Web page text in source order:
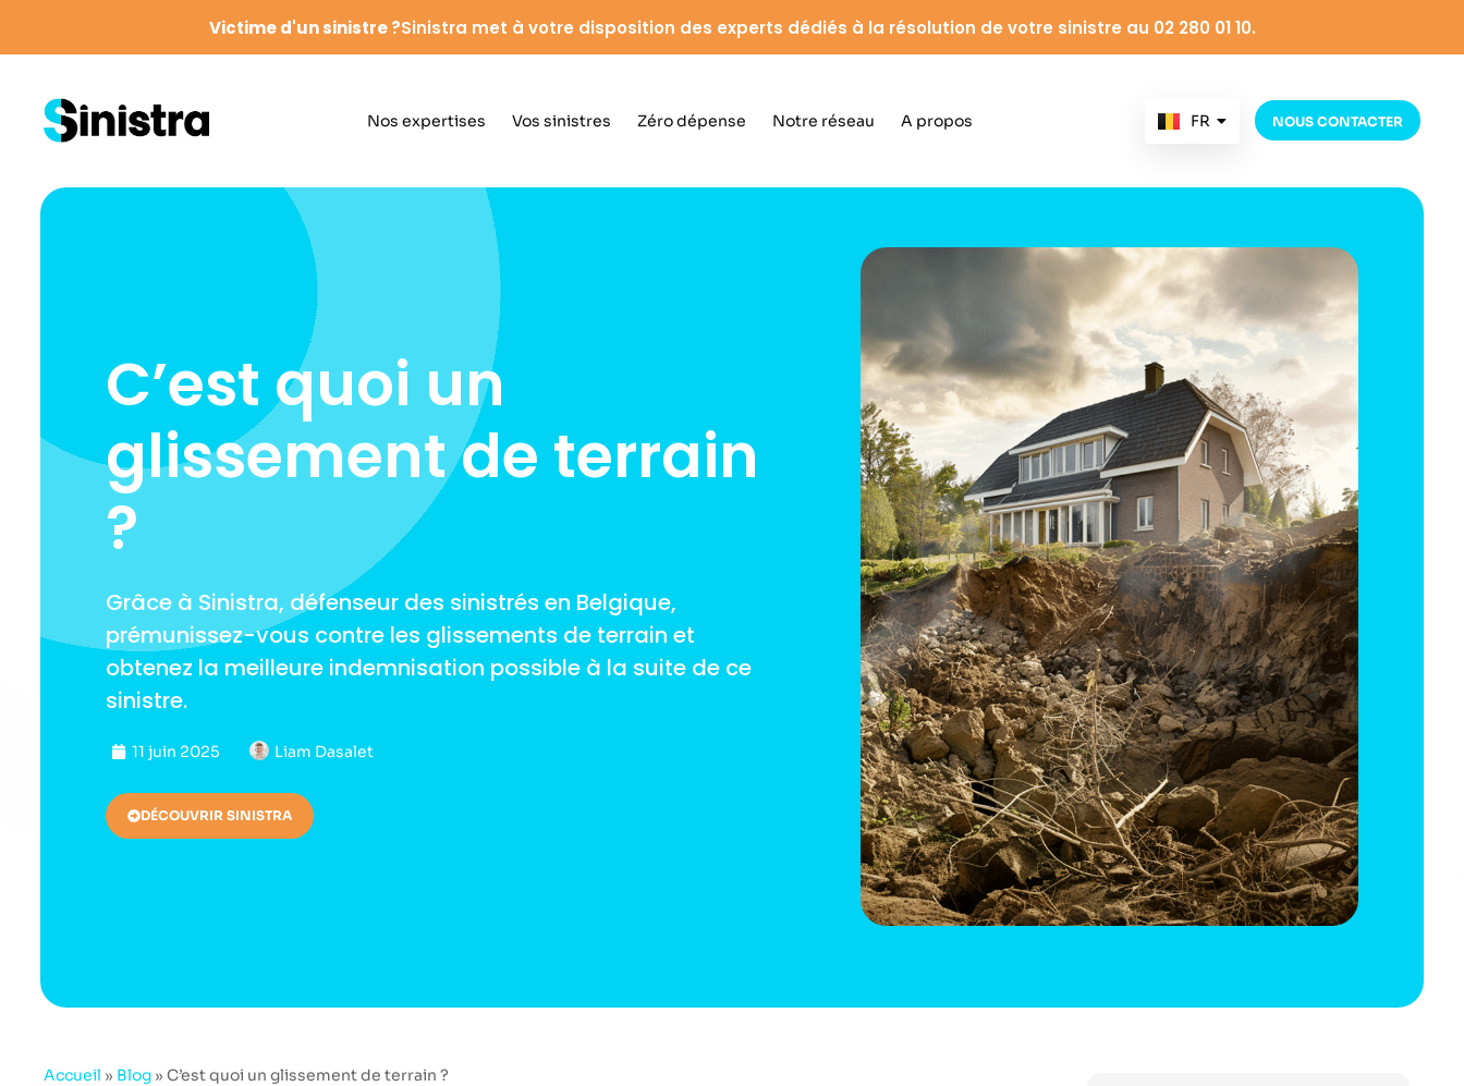
Victime d'un sinistre ?Sinistra met à votre disposition des experts dédiés à la résolution de votre sinistre au 02 280 01 10.
Nos expertises Vos sinistres Zéro dépense Notre réseau A propos FR
NL NOUS CONTACTER
C’est quoi un
glissement de terrain
?
Grâce à Sinistra, défenseur des sinistrés en Belgique,
prémunissez-vous contre les glissements de terrain et
obtenez la meilleure indemnisation possible à la suite de ce
sinistre.
11 juin 2025 Liam Dasalet
DÉCOUVRIR SINISTRA
Accueil » Blog »C’est quoi un glissement de terrain ?